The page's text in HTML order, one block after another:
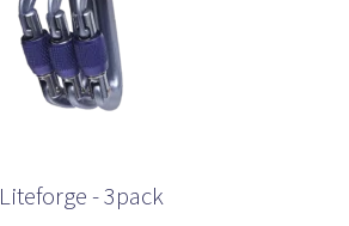
Liteforge - 3pack